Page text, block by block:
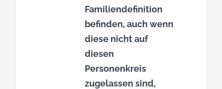
Familiendefinition
befinden, auch wenn
diese nicht auf
diesen
Personenkreis
zugelassen sind,